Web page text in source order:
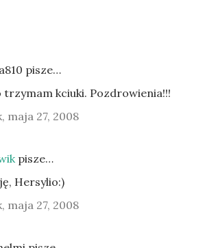
pisze…
trzymam kciuki. Pozdrowienia!!!
maja 27, 2008
pisze…
Hersylio:)
maja 27, 2008